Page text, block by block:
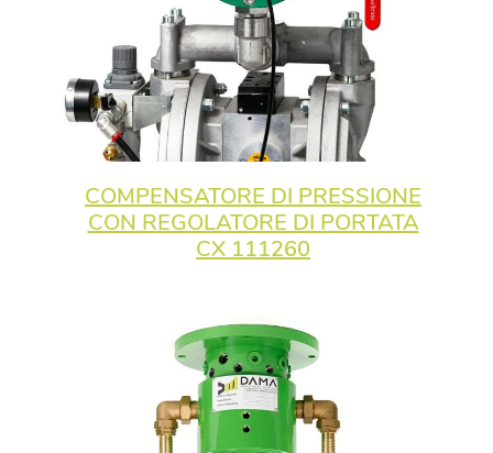
COMPENSATORE DI PRESSIONE
CON REGOLATORE DI PORTATA
CX 111260